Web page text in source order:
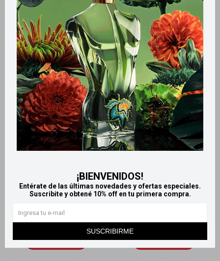
¡BIENVENIDOS!
Entérate de las últimas novedades y ofertas especiales.
Suscribite y obtené 10% off en tu primera compra.
SUSCRIBIRME
Métodos y costos de envío
Retiros gratuitos en tiendas
Productos que te pueden interesar
LlegaEL LUNES LlegaEL LUNES